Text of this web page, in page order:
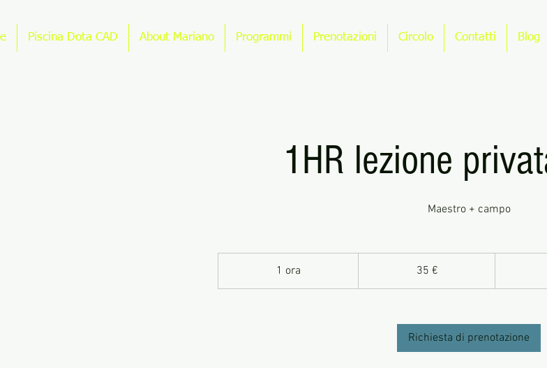
Piscina Dota CAD About Mariano Programmi Prenotazioni Circolo Contatti Blog
1HR lezione
Maestro + campo
1 ora
o
35 €
Richiesta di prenotazione